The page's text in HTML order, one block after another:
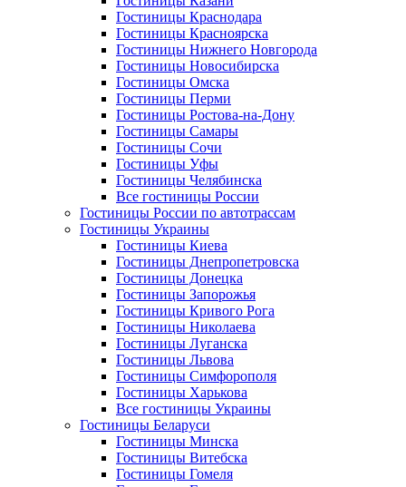
Гостиницы Краснодара
Гостиницы Красноярска
Гостиницы Нижнего Новгорода
Гостиницы Новосибирска
Гостиницы Омска
Гостиницы Перми
Гостиницы Ростова-на-Дону
Гостиницы Самары
Гостиницы Сочи
Гостиницы Уфы
Гостиницы Челябинска
Все гостиницы России
Гостиницы России по автотрассам
Гостиницы Украины
Гостиницы Киева
Гостиницы Днепропетровска
Гостиницы Донецка
Гостиницы Запорожья
Гостиницы Кривого Рога
Гостиницы Николаева
Гостиницы Луганска
Гостиницы Львова
Гостиницы Симфорополя
Гостиницы Харькова
Все гостиницы Украины
Гостиницы Беларуси
Гостиницы Минска
Гостиницы Витебска
Гостиницы Гомеля